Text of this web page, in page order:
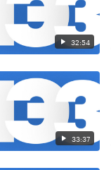
32:54
33:37